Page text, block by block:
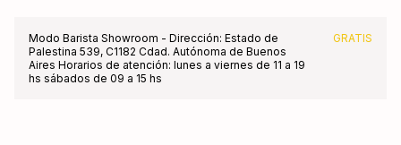
Modo Barista Showroom - Dirección: Estado de
Palestina 539, C1182 Cdad. Autónoma de Buenos
Aires Horarios de atención: lunes a viernes de 11 a 19
hs sábados de 09 a 15 hs
GRATIS